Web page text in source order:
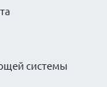
системы